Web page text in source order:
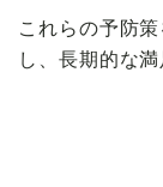
これらの予防
し、長期的な